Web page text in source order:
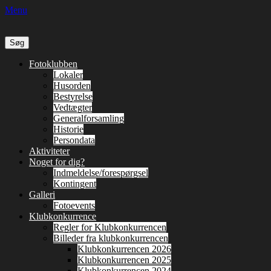
Menu
Søg
efter:
Primær
SpringFotoklubben
Lokaler
Husorden
Bestyrelse
Vedtægter
Generalforsamling
Historie
Persondata
Aktiviteter
Noget for dig?
Indmeldelse/forespørgsel
Kontingent
Galleri
Fotoevents
Klubkonkurrence
Regler for Klubkonkurrencen
Billeder fra klubkonkurrencen
Klubkonkurrencen 2026
Klubkonkurrencen 2025